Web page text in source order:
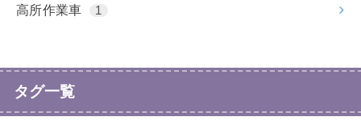
高所作業車 1
タグ一覧